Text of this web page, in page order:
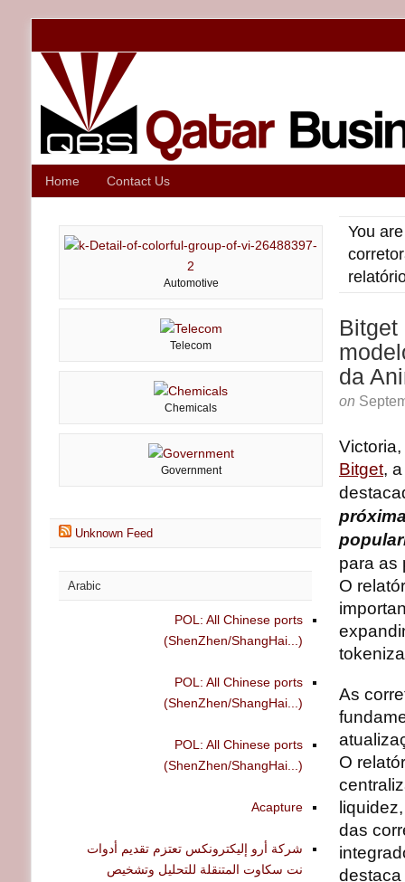
Home Contact Us
You
Bitget
da
on
Bitget,
para as
O
As
O
das
Automotive
Telecom
Chemicals
Government
Unknown Feed
Arabic
POL: All Chinese ports
(ShenZhen/ShangHai...)
POL: All Chinese ports
(ShenZhen/ShangHai...)
POL: All Chinese ports
(ShenZhen/ShangHai...)
Acapture
شركة أرو إليكترونكس تعتزم تقديم أدوات
نت سكاوت المتنقلة للتحليل وتشخيص